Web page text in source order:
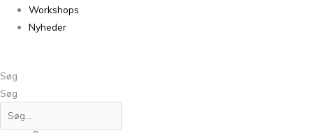
Workshops
Nyheder
Søg
Søg